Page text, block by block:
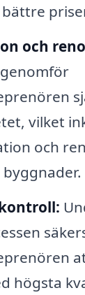
bättre
och
vilket
och
högsta